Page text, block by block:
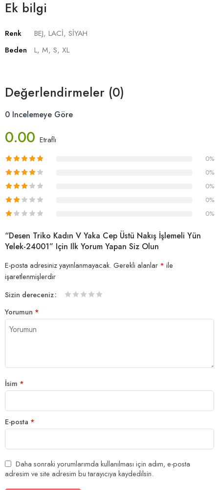
Ek bilgi
Renk
BEJ, LACİ, SİYAH
Beden
L, M, S, XL
Değerlendirmeler (0)
0 Incelemeye Göre
0.00 Etraflı
0%
0%
0%
0%
0%
“Desen Triko Kadın V Yaka Cep Üstü Nakış İşlemeli Yün
Yelek-24001” Için Ilk Yorum Yapan Siz Olun
E-posta adresiniz yayınlanmayacak. Gerekli alanlar * ile
işaretlenmişlerdir
Sizin dereceniz
Yorumun *
İsim *
E-posta *
Daha sonraki yorumlarımda kullanılması için adım, e-posta
adresim ve site adresim bu tarayıcıya kaydedilsin.